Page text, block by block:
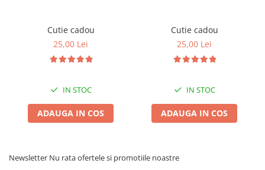
Cutie cadou
25,00 Lei
IN STOC
ADAUGA IN COS
Cutie cadou
25,00 Lei
IN STOC
ADAUGA IN COS
Newsletter Nu rata ofertele si promotiile noastre